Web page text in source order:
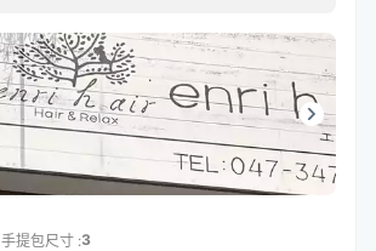
手提包尺寸 :3